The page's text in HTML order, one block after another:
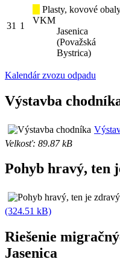
31 1
Plasty, kovové
VKM
Jasenica
(Považská
Bystrica)
Kalendár zvozu odpadu
Výstavba
Velkosť: 89.87 kB
Pohyb hravý, ten
(324.51 kB)
Riešenie
Jasenica